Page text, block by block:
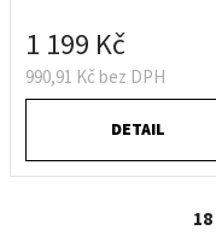
990,91 Kč bez DPH
1 199 Kč
DETAIL
18